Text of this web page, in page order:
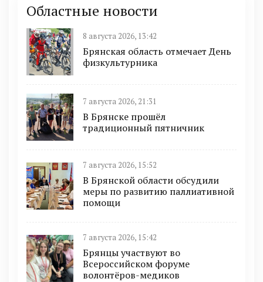
Областные новости
8 августа 2026, 13:42
Брянская область отмечает День
физкультурника
7 августа 2026, 21:31
В Брянске прошёл
традиционный пятничник
7 августа 2026, 15:52
В Брянской области обсудили
меры по развитию паллиативной
помощи
7 августа 2026, 15:42
Брянцы участвуют во
Всероссийском форуме
волонтёров-медиков